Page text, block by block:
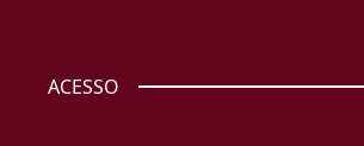
ACESSO